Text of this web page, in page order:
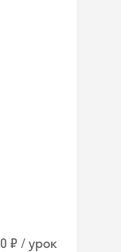
₽ / урок